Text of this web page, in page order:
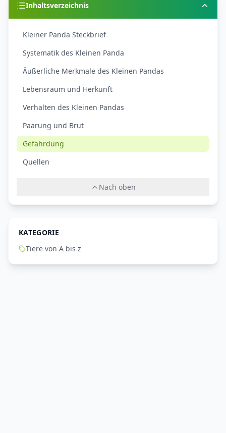
Inhaltsverzeichnis
Kleiner Panda Steckbrief
Systematik des Kleinen Panda
Äußerliche Merkmale des Kleinen Pandas
Lebensraum und Herkunft
Verhalten des Kleinen Pandas
Paarung und Brut
Gefährdung
Quellen
Nach oben
KATEGORIE
Tiere von A bis z